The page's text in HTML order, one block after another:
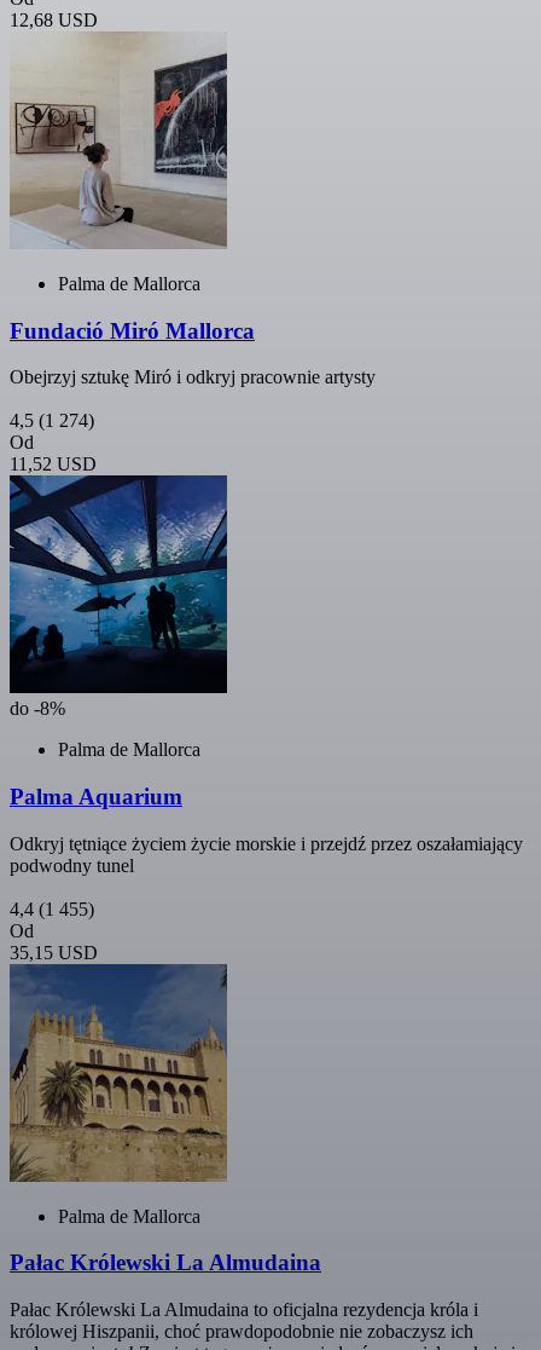
12,68 USD
Palma de Mallorca
Fundació Miró Mallorca
Obejrzyj sztukę Miró i odkryj pracownie artysty
4,5 (1 274)
Od
11,52 USD
do -8%
Palma de Mallorca
Palma Aquarium
Odkryj tętniące życiem życie morskie i przejdź przez oszałamiający
podwodny tunel
4,4 (1 455)
Od
35,15 USD
Palma de Mallorca
Pałac Królewski La Almudaina
Pałac Królewski La Almudaina to oficjalna rezydencja króla i
królowej Hiszpanii, choć prawdopodobnie nie zobaczysz ich